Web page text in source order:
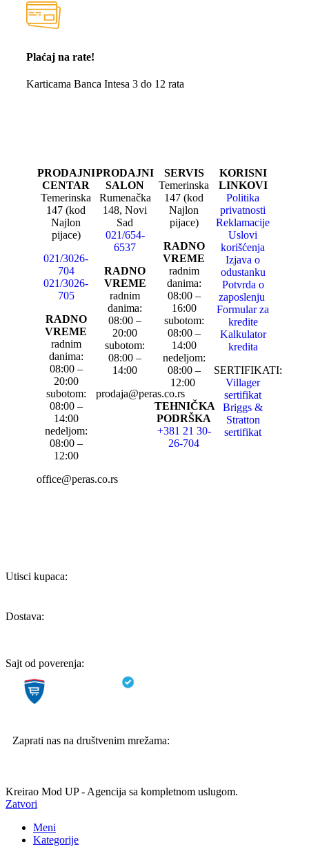
Plaćaj na rate!
Karticama Banca Intesa 3 do 12 rata
PRODAJNI
CENTAR
Temerinska
147 (kod
Najlon
pijace)
021/3026-
704
021/3026-
705
RADNO
VREME
radnim
danima:
08:00 –
20:00
subotom:
08:00 –
14:00
nedeljom:
08:00 –
12:00
office@peras.co.rs
PRODAJNI
SALON
Rumenačka
148, Novi
Sad
021/654-
6537
RADNO
VREME
radnim
danima:
08:00 –
20:00
subotom:
08:00 –
14:00
prodaja@peras.co.rs
SERVIS
Temerinska
147 (kod
Najlon
pijace)
RADNO
VREME
radnim
danima:
08:00 –
16:00
subotom:
08:00 –
14:00
nedeljom:
08:00 –
12:00
TEHNIČKA
PODRŠKA
+381 21 30-
26-704
KORISNI
LINKOVI
Politika
privatnosti
Reklamacije
Uslovi
korišćenja
Izjava o
odustanku
Potvrda o
zaposlenju
Formular za
kredite
Kalkulator
kredita
SERTIFIKATI:
Villager
sertifikat
Briggs &
Stratton
sertifikat
Utisci kupaca:
Dostava:
Sajt od poverenja:
Zaprati nas na društvenim mrežama:
Kreirao Mod UP - Agencija sa kompletnom uslugom.
Zatvori
Meni
Kategorije